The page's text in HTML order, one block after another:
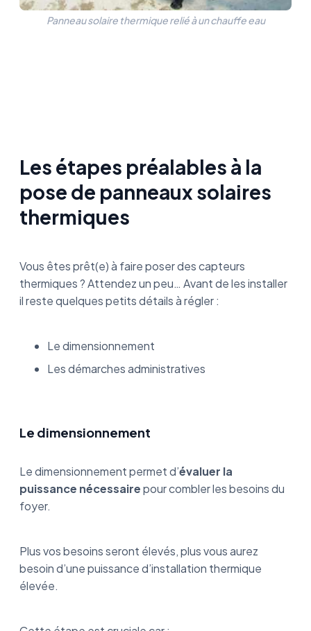
Panneau solaire thermique relié à un chauffe eau
Les étapes préalables à la
pose de panneaux solaires
thermiques
Vous êtes prêt(e) à faire poser des capteurs
thermiques ? Attendez un peu… Avant de les installer
il reste quelques petits détails à régler :
Le dimensionnement
Les démarches administratives
Le dimensionnement
Le dimensionnement permet d’évaluer la
puissance nécessairepour combler les besoins du
foyer.
Plus vos besoins seront élevés, plus vous aurez
besoin d’une puissance d’installation thermique
élevée.